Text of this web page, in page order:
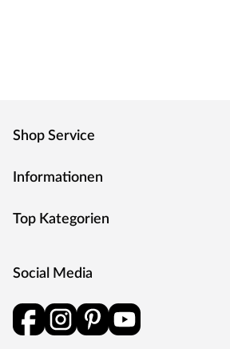
Shop Service
Informationen
Top Kategorien
Social Media